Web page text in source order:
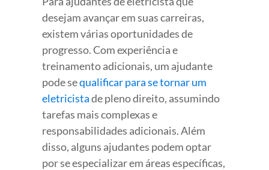
desejam avançar em suas carreiras,
existem várias oportunidades de
progresso. Com experiência e
treinamento adicionais, um ajudante
pode sequalificar para se tornar um
eletricistade pleno direito, assumindo
tarefas mais complexas e
responsabilidades adicionais. Além
disso, alguns ajudantes podem optar
por se especializar em áreas específicas,